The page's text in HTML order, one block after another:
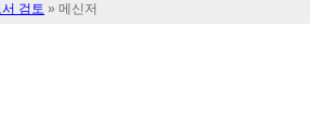
서 검토 » 메신저